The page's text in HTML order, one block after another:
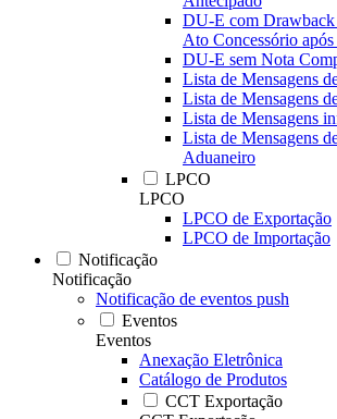
DU-E com
Ato Concessório após
DU-E sem Nota
Lista de Mensagens
Lista de Mensagens
Lista de Mensagens
Lista de Mensagens
Aduaneiro
LPCO
LPCO
LPCO de Exportação
LPCO de Importação
Notificação
Notificação
Notificação de eventos push
Eventos
Eventos
Anexação Eletrônica
Catálogo de Produtos
CCT Exportação